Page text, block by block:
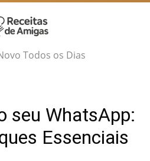
Todos os Dias
seu WhatsApp:
Essenciais